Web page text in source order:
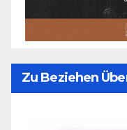
Zu Beziehen